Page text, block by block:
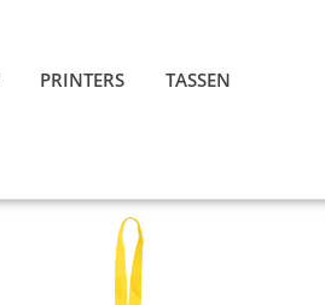
PRINTERS
TASSEN